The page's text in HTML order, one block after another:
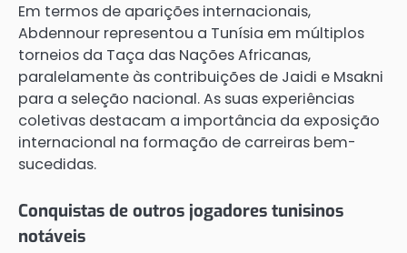
Em termos de aparições internacionais,
Abdennour representou a Tunísia em múltiplos
torneios da Taça das Nações Africanas,
paralelamente às contribuições de Jaidi e Msakni
para a seleção nacional. As suas experiências
coletivas destacam a importância da exposição
internacional na formação de carreiras bem-
sucedidas.
Conquistas de outros jogadores tunisinos
notáveis